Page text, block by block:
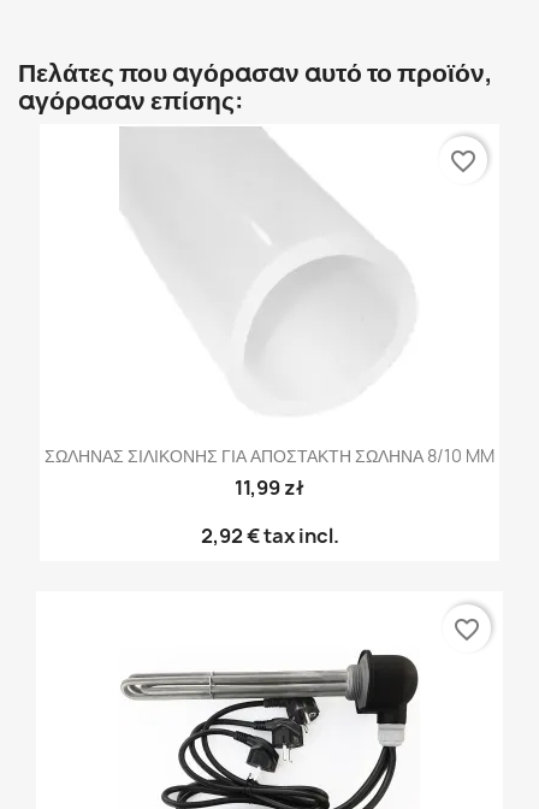
Πελάτες που αγόρασαν αυτό το προϊόν,
αγόρασαν επίσης:
ΣΩΛΗΝΑΣ ΣΙΛΙΚΟΝΗΣ ΓΙΑ ΑΠΟΣΤΑΚΤΗ ΣΩΛΗΝΑ 8/10 MM
11,99 zł
2,92 €tax incl.
favorite_border
favorite_border